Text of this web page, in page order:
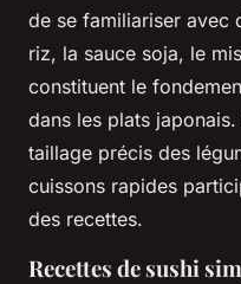
de se familiariser avec
riz, la sauce soja, le
constituent le
dans les plats
taillage précis des
cuissons rapides
des recettes.
Recettes de sushi